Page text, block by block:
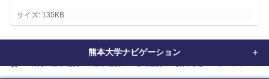
home
フ
ル
サ
ズ
画
サイズ: 135KB
熊本大学ナビゲーション